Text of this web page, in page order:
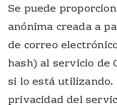
Se puede
anónima creada a
de correo
hash) al servicio de
si lo está
privacidad del